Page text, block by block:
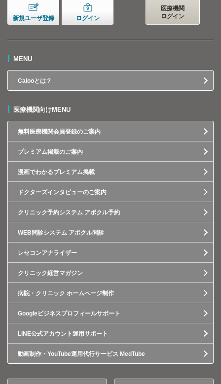
新規ユーザ登録 ログイン
医療機関
ログイン
MENU
Calooとは？
医療機関向けMENU
無料医療機関会員登録のご案内
プレミアム掲載のご案内
漫画でわかるプレミアム掲載
ドクターズインタビューのご案内
クリニック予約システム アポクル予約
WEB問診システム アポクル問診
レセコンアナライザー
クリニック経営マガジン
病院・クリニック ホームページ制作
Googleビジネスプロフィールサポート
LINE公式アカウント運用サポート
動画制作・YouTube運用代行サービス MedTube